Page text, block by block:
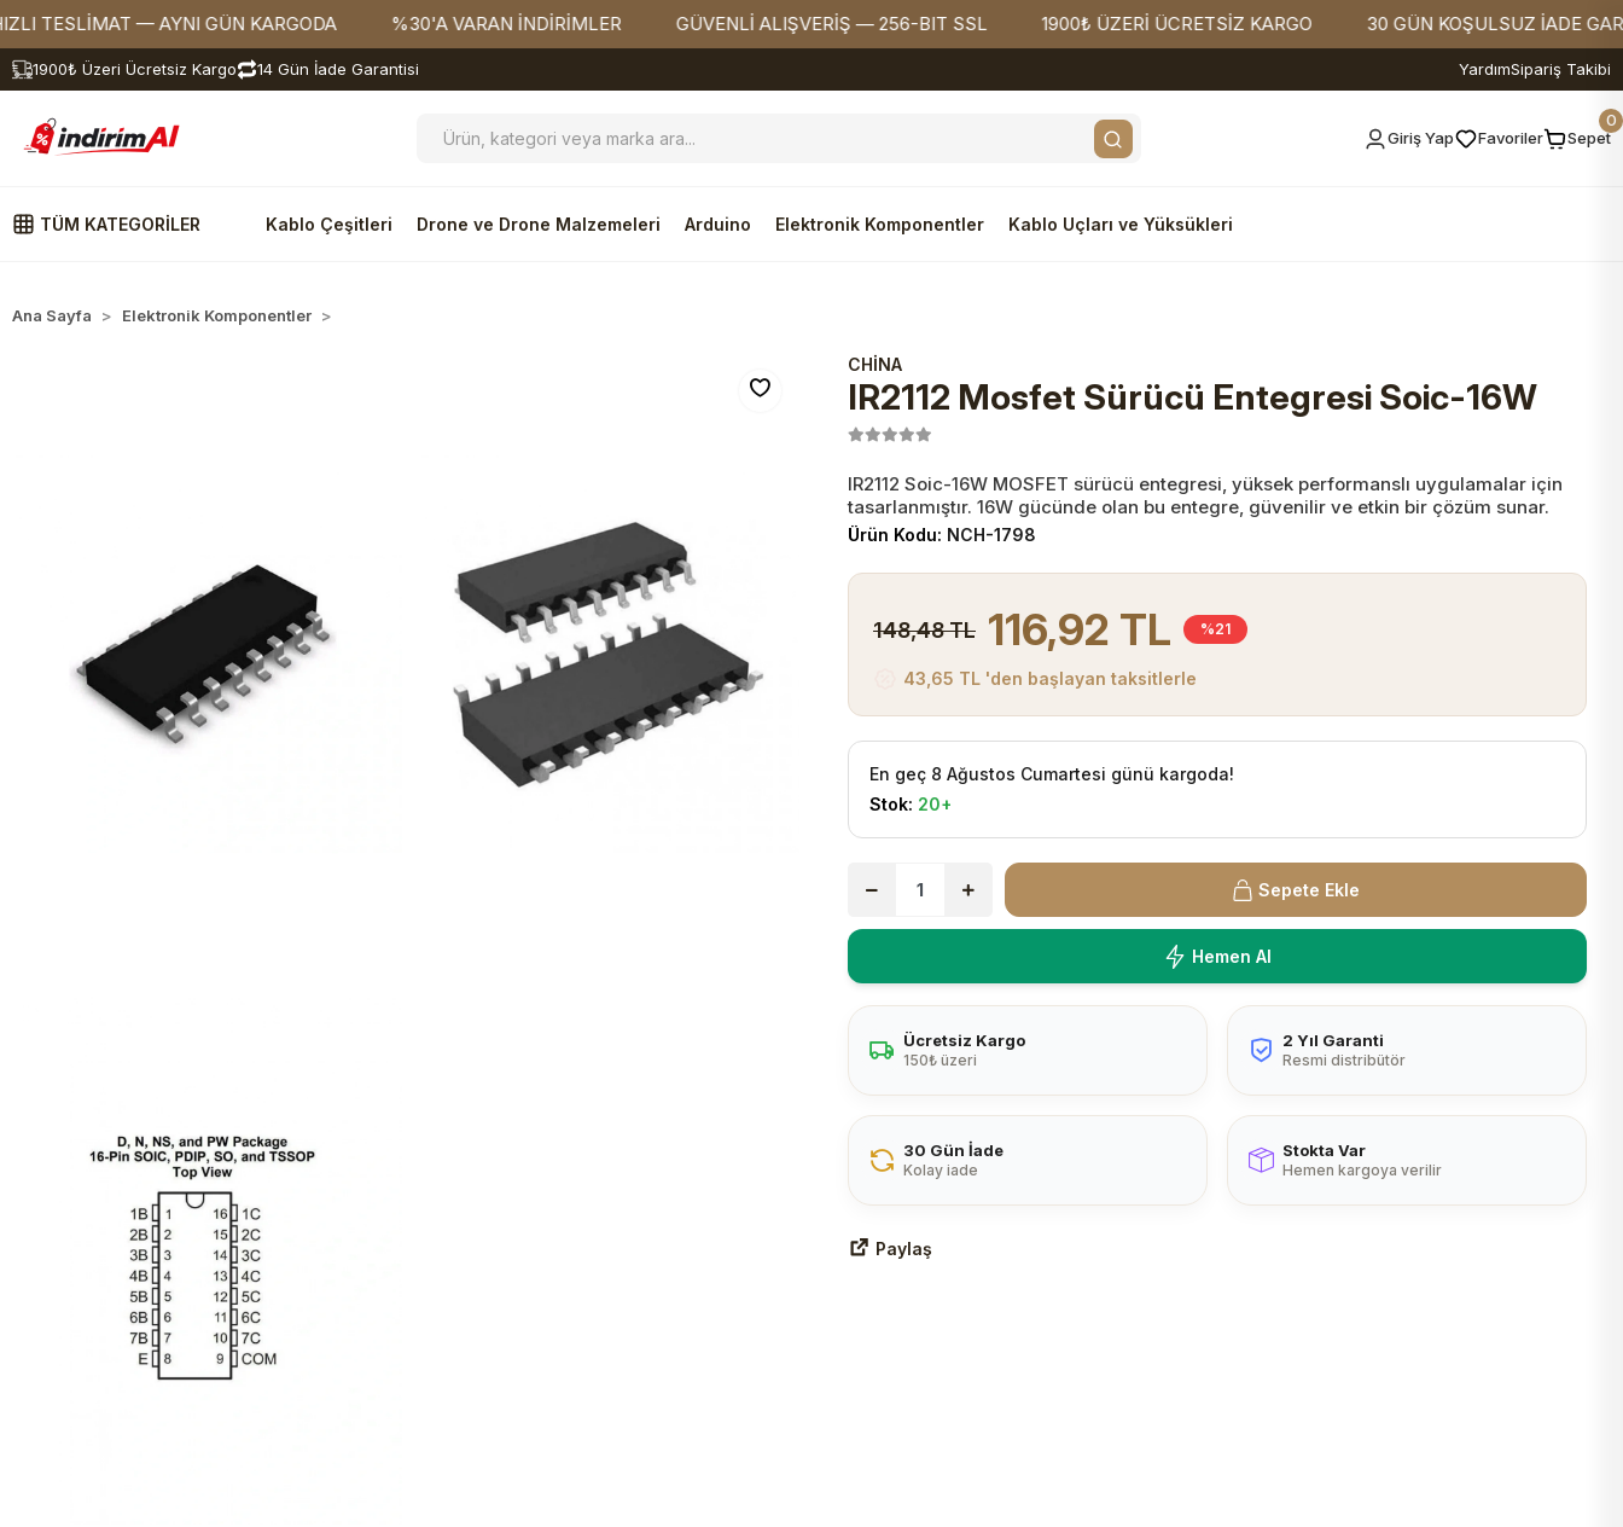
— AYNI GÜN KARGODA %30'A VARAN İNDİRİMLER GÜVENLİ ALIŞVERİŞ — 256-BIT SSL 1900₺ ÜZERİ ÜCRETSİZ KARGO 30 GÜN KOŞULSUZ İADE GARANTİSİ
1900₺ Üzeri Ücretsiz Kargo 14 Gün İade Garantisi YardımSipariş Takibi
Giriş Yap Favoriler Sepet
0
TÜM KATEGORİLER Kablo Çeşitleri Drone ve Drone Malzemeleri Arduino Elektronik Komponentler Kablo Uçları ve Yüksükleri
Ana Sayfa Elektronik Komponentler
CHİNA
IR2112 Mosfet Sürücü Entegresi Soic-16W
IR2112 Soic-16W MOSFET sürücü entegresi, yüksek performanslı uygulamalar için
tasarlanmıştır. 16W gücünde olan bu entegre, güvenilir ve etkin bir çözüm sunar.
Ürün Kodu: NCH-1798
148,48 TL 116,92 TL %21
43,65 TL 'den başlayan taksitlerle
En geç 8 Ağustos Cumartesi günü kargoda!
Stok: 20+
Sepete Ekle
Hemen Al
Ücretsiz Kargo
150₺ üzeri
2 Yıl Garanti
Resmi distribütör
30 Gün İade
Kolay iade
Stokta Var
Hemen kargoya verilir
Paylaş